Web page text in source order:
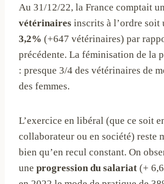
Au 31/12/22, la France comptait
vétérinaires inscrits à l’ordre soit
3,2% (+647 vétérinaires) par
précédente. La féminisation de la
: presque 3/4 des vétérinaires de
des femmes.
L’exercice en libéral (que ce soit
collaborateur ou en société) reste
bien qu’en recul constant. On
une progression du salariat (+